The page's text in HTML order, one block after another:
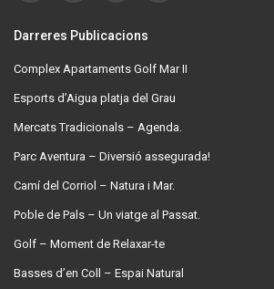
Darreres Publicacions
Complex Apartaments Golf Mar II
Esports d’Aigua platja del Grau
Mercats Tradicionals – Agenda.
Parc Aventura – Diversió assegurada!
Camí del Corriol – Natura i Mar.
Poble de Pals – Un viatge al Passat.
Golf – Moment de Relaxar-te
Basses d’en Coll – Espai Natural